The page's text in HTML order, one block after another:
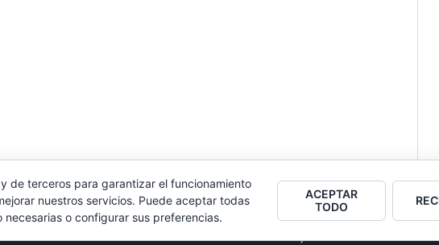
2026 Colectivo Burbuja
de terceros para garantizar el funcionamiento
nuestros servicios. Puede aceptar todas
necesarias o configurar sus preferencias.
ACEPTAR
TODO